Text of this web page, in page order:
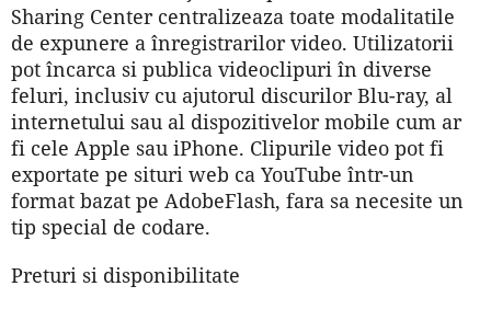
Sharing Center centralizeaza toate modalitatile
de expunere a înregistrarilor video. Utilizatorii
pot încarca si publica videoclipuri în diverse
feluri, inclusiv cu ajutorul discurilor Blu-ray, al
internetului sau al dispozitivelor mobile cum ar
fi cele Apple sau iPhone. Clipurile video pot fi
exportate pe situri web ca YouTube într-un
format bazat pe AdobeFlash, fara sa necesite un
tip special de codare.
Preturi si disponibilitate